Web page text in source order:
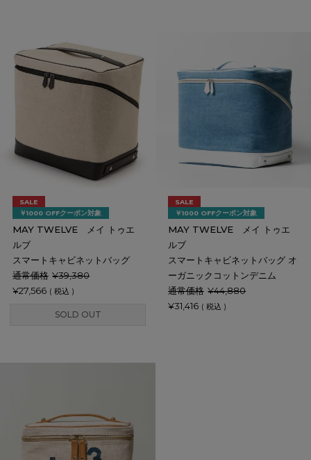
SALE
￥1000 OFFクーポン対象
MAY TWELVE メイ トゥエ
ルブ
スマートキャビネットバッグ
通常価格 ¥39,380
¥27,566 税込
SOLD OUT
SALE
￥1000 OFFクーポン対象
MAY TWELVE メイ トゥエ
ルブ
スマートキャビネットバッグ オ
ーガニックコットンデニム
通常価格 ¥44,880
¥31,416 税込